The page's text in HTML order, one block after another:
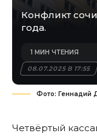
Конфликт
года.
08.07.2025 В 17:55
1 МИН ЧТЕНИЯ
Фото: Геннадий
Четвёртый